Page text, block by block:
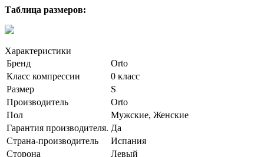
Таблица размеров:
Характеристики
Бренд
Orto
Класс компрессии
0 класс
Размер
S
Производитель
Orto
Пол
Мужские, Женские
Гарантия производителя. Да
Страна-производитель
Испания
Сторона
Левый